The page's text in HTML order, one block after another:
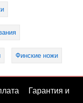
Финские ножи
Гарантия и